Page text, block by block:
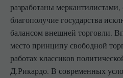
разработаны
благополучие государства
балансом внешней торговли.
место принципу свободной
работах классиков
Д.Рикардо. В современных